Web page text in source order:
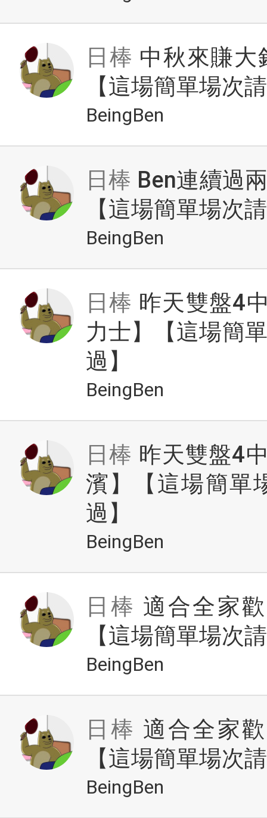
日棒 中秋來賺大
【這場簡單場次
BeingBen
日棒 Ben連續過
【這場簡單場次
BeingBen
日棒 昨天雙盤4
力士】【這場簡
過】
BeingBen
日棒 昨天雙盤4
濱】【這場簡單
過】
BeingBen
日棒 適合全家
【這場簡單場次
BeingBen
日棒 適合全家
【這場簡單場次
BeingBen